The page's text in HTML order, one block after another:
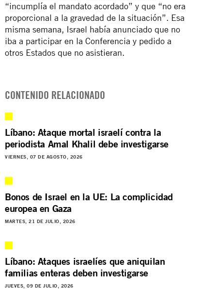
“incumplía el mandato acordado” y que “no era
proporcional a la gravedad de la situación”. Esa
misma semana, Israel había anunciado que no
iba a participar en la Conferencia y pedido a
otros Estados que no asistieran.
CONTENIDO RELACIONADO
Líbano: Ataque mortal israelí contra la
periodista Amal Khalil debe investigarse
VIERNES, 07 DE AGOSTO, 2026
Bonos de Israel en la UE: La complicidad
europea en Gaza
MARTES, 21 DE JULIO, 2026
Líbano: Ataques israelíes que aniquilan
familias enteras deben investigarse
JUEVES, 09 DE JULIO, 2026